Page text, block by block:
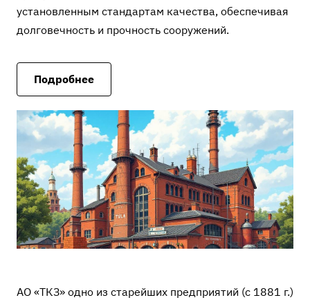
установленным стандартам качества, обеспечивая
долговечность и прочность сооружений.
Подробнее
АО «ТКЗ» одно из старейших предприятий (с 1881 г.)